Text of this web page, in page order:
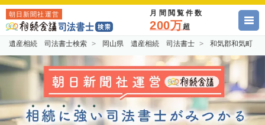
朝日新聞社運営 月間閲覧件数
200万超
遺産相続 司法書士検索 岡山県 遺産相続 司法書士 和気郡和気町